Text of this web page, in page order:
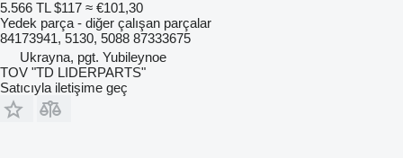
5.566 TL $117 ≈ €101,30
Yedek parça - diğer çalışan parçalar
84173941, 5130, 5088 87333675
Ukrayna, pgt. Yubileynoe
TOV "TD LIDERPARTS"
Satıcıyla iletişime geç